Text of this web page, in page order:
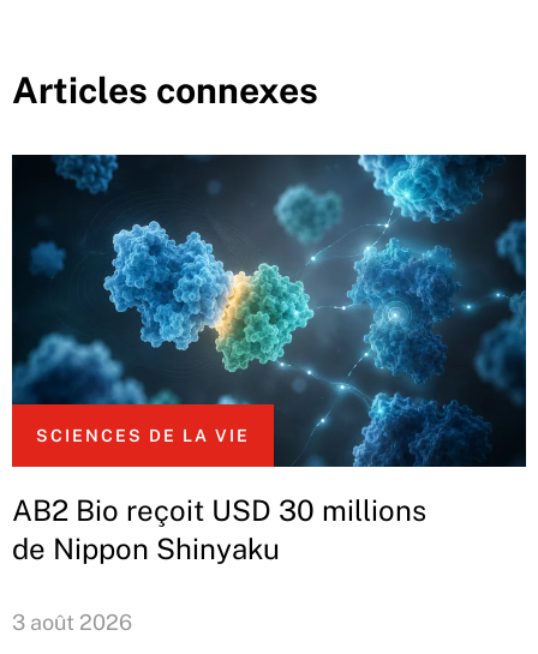
Articles connexes
SCIENCES DE LA VIE
AB2 Bio reçoit USD 30 millions
de Nippon Shinyaku
3 août 2026